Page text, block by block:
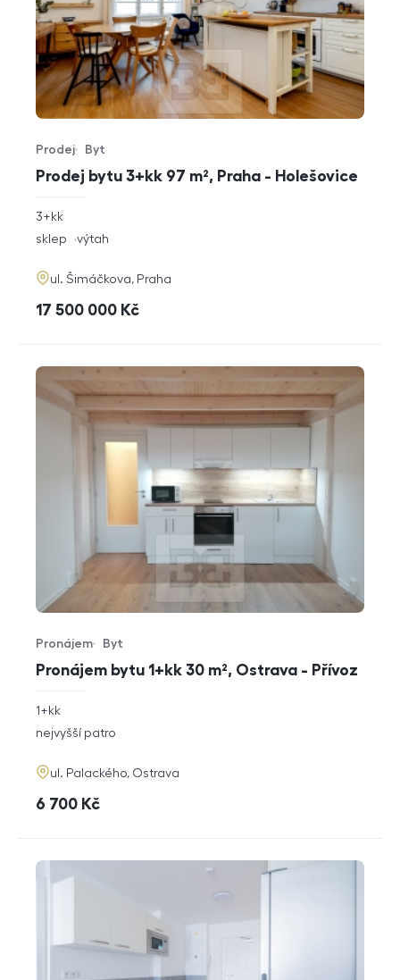
Prodej bytu 3+kk 97 m², Praha - Holešovice
Typ nabídky
Prodej
Typ nemovitosti
Byt
rozměry
dispozice
3+kk
funkce
sklep výtah
adresa
ul. Šimáčkova, Praha
cena
17 500 000 Kč
Pronájem bytu 1+kk 30 m², Ostrava - Přívoz
Typ nabídky
Pronájem
Typ nemovitosti
Byt
rozměry
dispozice
1+kk
funkce
nejvyšší patro
adresa
ul. Palackého, Ostrava
cena
6 700 Kč